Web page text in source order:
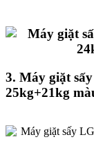
3. Máy giặt
25kg+21kg